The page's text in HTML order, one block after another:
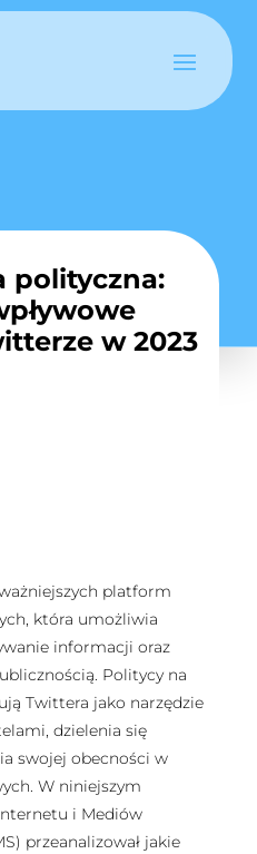
polityczna:
w 2023
platform
która umożliwia
informacji oraz
Politycy na
Twittera jako narzędzie
dzielenia się
swojej obecności w
W niniejszym
i Mediów
przeanalizował jakie